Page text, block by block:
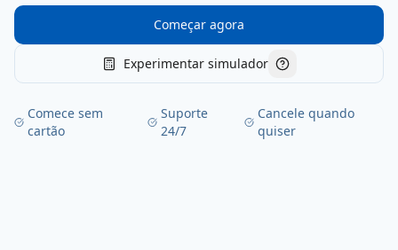
Começar agora
Experimentar simulador Ajuda
Comece sem
cartão
Suporte
24/7
Cancele quando
quiser